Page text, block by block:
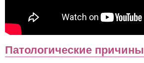
Патологические причины